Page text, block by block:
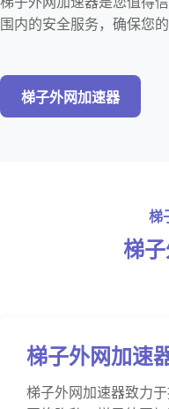
围内的安全服务，确保您
梯子外网加速器
梯
梯
梯子外网加速
梯子外网加速器致力